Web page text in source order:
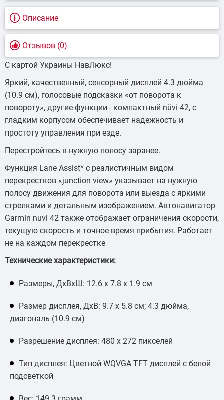
Описание
Отзывов (0)
C картой Украины НавЛюкс!
Яркий, качественный, сенсорный дисплей 4.3 дюйма
(10.9 см), голосовые подсказки «от поворота к
повороту», другие функции - компактный nüvi 42, с
гладким корпусом обеспечивает надежность и
простоту управления при езде.
Перестройтесь в нужную полосу заранее.
Функция Lane Assist* с реалистичным видом
перекрестков «junction view» указывает на нужную
полосу движения для поворота или выезда с яркими
стрелками и детальным изображением. Автонавигатор
Garmin nuvi 42 также отображает ограничения скорости,
текущую скорость и точное время прибытия. Работает
не на каждом перекрестке
Технические характеристики:
Размеры, ДxВxШ: 12.6 x 7.8 x 1.9 см
Размер дисплея, ДxВ: 9.7 x 5.8 см; 4.3 дюйма,
диагональ (10.9 см)
Разрешение дисплея: 480 x 272 пикселей
Тип дисплея: Цветной WQVGA TFT дисплей с белой
подсветкой